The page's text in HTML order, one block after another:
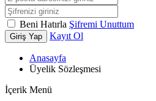
Beni Hatırla Şifremi Unuttum
Giriş Yap Kayıt Ol
Anasayfa
Üyelik Sözleşmesi
İçerik Menü